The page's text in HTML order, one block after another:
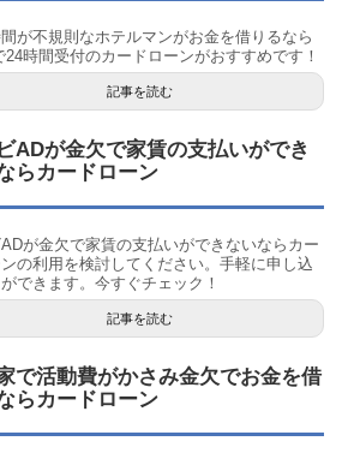
が不規則なホテルマンがお金を借りるなら
24時間受付のカードローンがおすすめです！
記事を読む
ADが金欠で家賃の支払いができ
らカードローン
が金欠で家賃の支払いができないならカー
ンの利用を検討してください。手軽に申し込
できます。今すぐチェック！
記事を読む
で活動費がかさみ金欠でお金を借
らカードローン